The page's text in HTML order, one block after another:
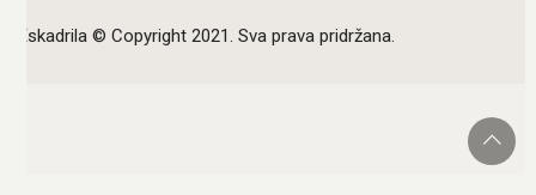
Eskadrila © Copyright 2021. Sva prava pridržana.